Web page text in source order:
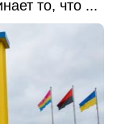
то, что ...